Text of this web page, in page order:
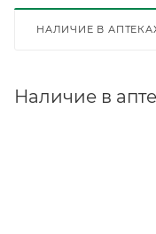
НАЛИЧИЕ В
Наличие в